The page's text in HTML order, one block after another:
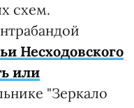
схем.
Несходовского
или
"Зеркало